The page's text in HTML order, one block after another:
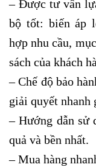
– Được tư vấn
bộ tốt: biến áp
hợp nhu cầu,
sách của khách
– Chế độ bảo
giải quyết nhanh
– Hướng dẫn sử
quả và bền nhất.
– Mua hàng